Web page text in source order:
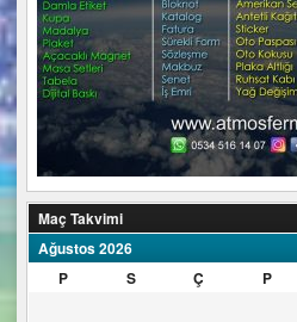
Maç Takvimi
Ağustos 2026
P
S Ç P